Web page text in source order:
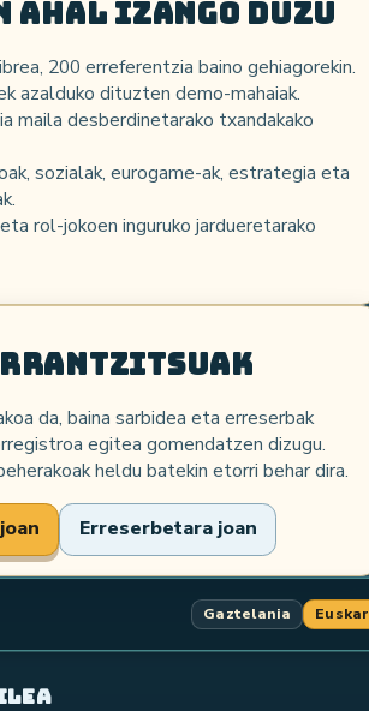
ahal izango duzu
200 erreferentzia baino gehiagorekin.
azalduko dituzten demo-mahaiak.
maila desberdinetarako txandakako
sozialak, eurogame-ak, estrategia eta
rol-jokoen inguruko jardueretarako
da, baina sarbidea eta erreserbak
egitea gomendatzen dizugu.
heldu batekin etorri behar dira.
Erreserbetara joan
Gaztelania